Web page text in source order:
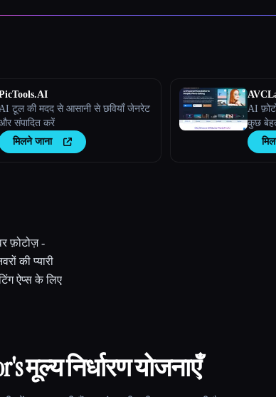
AI टूल की मदद से आसानी से छवियाँ जेनरेट
संपादित करें
मिलने जाना
AI
कुछ
फ़ोटोज़ -
की प्यारी
ऐप्स के लिए
's मूल्य निर्धारण योजनाएँ